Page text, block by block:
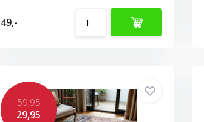
49,-
59,95
29,95